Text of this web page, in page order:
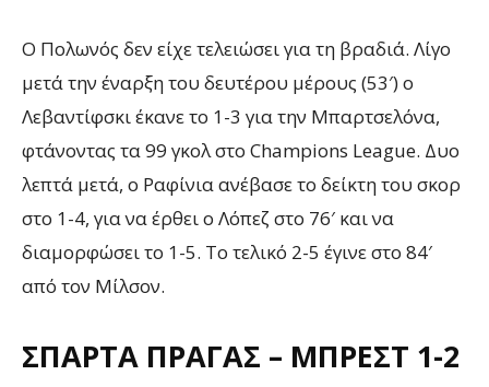
Ο Πολωνός δεν είχε τελειώσει για τη βραδιά. Λίγο
μετά την έναρξη του δευτέρου μέρους (53′) ο
Λεβαντίφσκι έκανε το 1-3 για την Μπαρτσελόνα,
φτάνοντας τα 99 γκολ στο Champions League. Δυο
λεπτά μετά, ο Ραφίνια ανέβασε το δείκτη του σκορ
στο 1-4, για να έρθει ο Λόπεζ στο 76′ και να
διαμορφώσει το 1-5. Το τελικό 2-5 έγινε στο 84′
από τον Μίλσον.
ΣΠΆΡΤΑ ΠΡΆΓΑΣ – ΜΠΡΕΣΤ 1-2